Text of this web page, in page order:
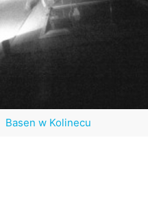
Basen w Kolinecu